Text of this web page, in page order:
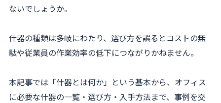
ないでしょうか。
什器の種類は多岐にわたり、選び方を誤るとコストの無
駄や従業員の作業効率の低下につながりかねません。
本記事では「什器とは何か」という基本から、オフィス
に必要な什器の一覧・選び方・入手方法まで、事例を交